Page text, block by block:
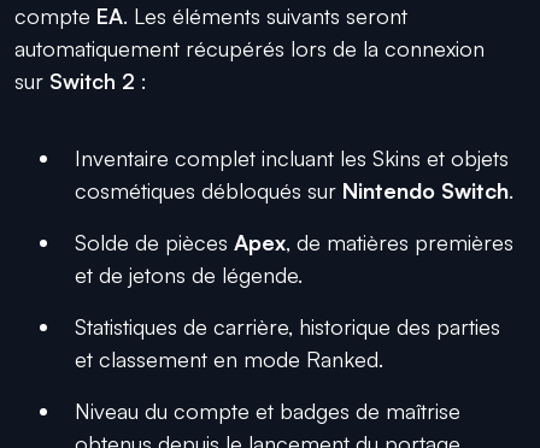
compte EA. Les éléments suivants seront
automatiquement récupérés lors de la connexion
sur Switch 2 :
Inventaire complet incluant les Skins et objets
cosmétiques débloqués sur Nintendo Switch.
Solde de pièces Apex, de matières premières
et de jetons de légende.
Statistiques de carrière, historique des parties
et classement en mode Ranked.
Niveau du compte et badges de maîtrise
obtenus depuis le lancement du portage.